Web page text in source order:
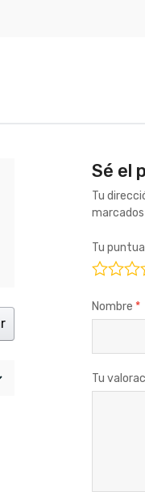
Sé el
Tu
Tu
Tu
Nombre *